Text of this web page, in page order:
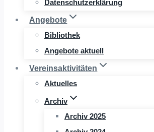
Datenschutzerklärung
Angebote
Bibliothek
Angebote aktuell
Vereinsaktivitäten
Aktuelles
Archiv
Archiv 2025